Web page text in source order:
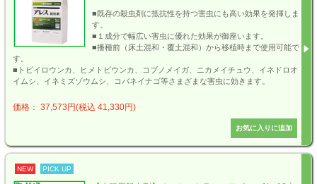
■既存の殺虫剤に抵抗性を持つ害虫にも高い効果を発揮しま
す。
■１成分で幅広い害虫に優れた効果が御座います。
■播種前（床土混和・覆土混和）から移植時まで使用可能で
す。
■トビイロウンカ、ヒメトビウンカ、コブノメイガ、ニカメイチュウ、イネドロオ
イムシ、イネミズゾウムシ、コバネイナゴ等さまざまな害虫に効きます。
価格： 37,573円(税込 41,330円)
NEW PICK UP